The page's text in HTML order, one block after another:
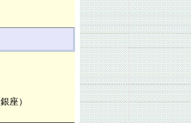
銀座）